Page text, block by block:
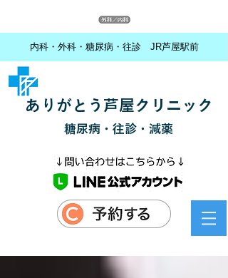
内科・外科・糖尿病・往診 JR芦屋駅前
ありがとう芦屋クリニック
糖尿病・往診・減薬